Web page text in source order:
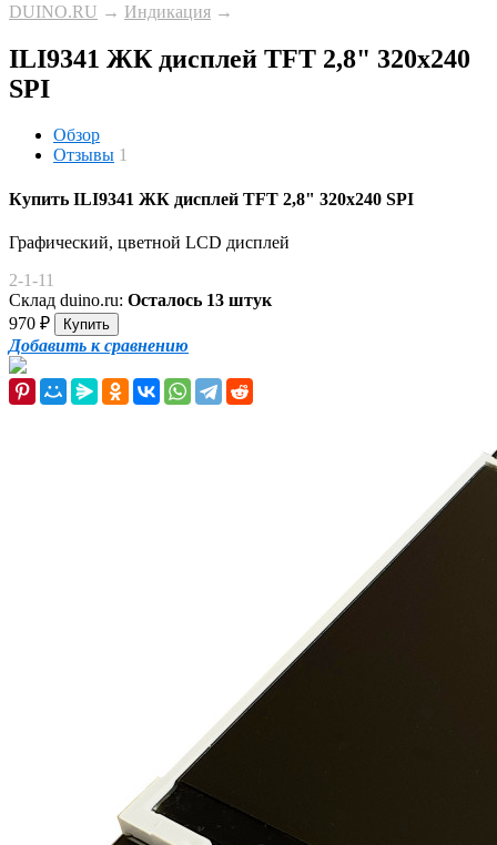
DUINO.RU → Индикация →
ILI9341 ЖК дисплей TFT 2,8" 320x240
SPI
Обзор
Отзывы 1
Купить ILI9341 ЖК дисплей TFT 2,8" 320x240 SPI
Графический, цветной LCD дисплей
2-1-11
Склад duino.ru: Осталось 13 штук
970 ₽
Добавить к сравнению